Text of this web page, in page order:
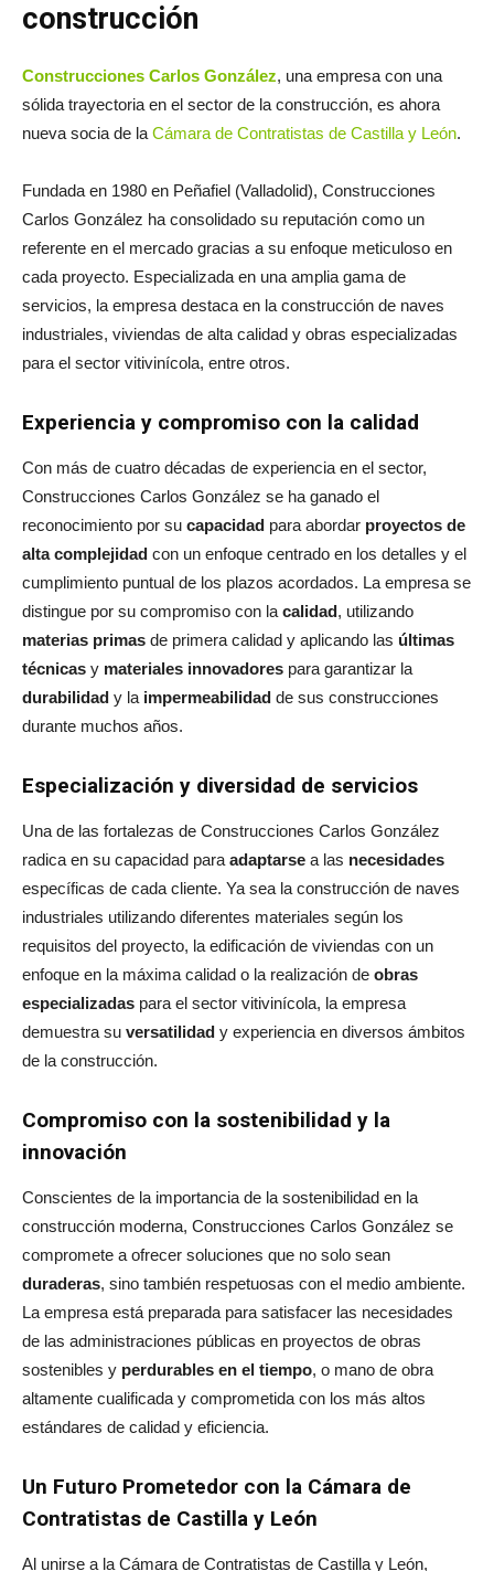
construcción
Construcciones Carlos González, una empresa con una
sólida trayectoria en el sector de la construcción, es ahora
nueva socia de la Cámara de Contratistas de Castilla y León.
Fundada en 1980 en Peñafiel (Valladolid), Construcciones
Carlos González ha consolidado su reputación como un
referente en el mercado gracias a su enfoque meticuloso en
cada proyecto. Especializada en una amplia gama de
servicios, la empresa destaca en la construcción de naves
industriales, viviendas de alta calidad y obras especializadas
para el sector vitivinícola, entre otros.
Experiencia y compromiso con la calidad
Con más de cuatro décadas de experiencia en el sector,
Construcciones Carlos González se ha ganado el
reconocimiento por su capacidad para abordar proyectos de
alta complejidad con un enfoque centrado en los detalles y el
cumplimiento puntual de los plazos acordados. La empresa se
distingue por su compromiso con la calidad, utilizando
materias primas de primera calidad y aplicando las últimas
técnicas y materiales innovadores para garantizar la
durabilidad y la impermeabilidad de sus construcciones
durante muchos años.
Especialización y diversidad de servicios
Una de las fortalezas de Construcciones Carlos González
radica en su capacidad para adaptarse a las necesidades
específicas de cada cliente. Ya sea la construcción de naves
industriales utilizando diferentes materiales según los
requisitos del proyecto, la edificación de viviendas con un
enfoque en la máxima calidad o la realización de obras
especializadas para el sector vitivinícola, la empresa
demuestra su versatilidad y experiencia en diversos ámbitos
de la construcción.
Compromiso con la sostenibilidad y la
innovación
Conscientes de la importancia de la sostenibilidad en la
construcción moderna, Construcciones Carlos González se
compromete a ofrecer soluciones que no solo sean
duraderas, sino también respetuosas con el medio ambiente.
La empresa está preparada para satisfacer las necesidades
de las administraciones públicas en proyectos de obras
sostenibles y perdurables en el tiempo, o mano de obra
altamente cualificada y comprometida con los más altos
estándares de calidad y eficiencia.
Un Futuro Prometedor con la Cámara de
Contratistas de Castilla y León
Al unirse a la Cámara de Contratistas de Castilla y León,